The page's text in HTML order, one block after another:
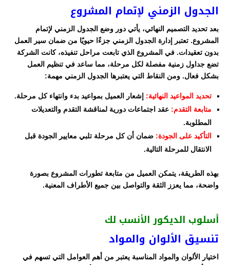
الجدول الزمني لإتمام المشروع
بعد تحديد التصميم النهائي، يأتي دور وضع الجدول الزمني لإتمام
المشروع. تعتبر إدارة الجدول الزمني جزءًا حيويًا من ضمان سير العمل
بدون تعقيدات. في المشروع الذي تابعت مراحل تنفيذه، كانت الشركة
تضع جداول زمنية مفصلة لكل مرحلة، مما ساعد في تنظيم العمل
بشكل فعال. ومن النقاط التي يعتبرها الجدول الزمني مهمة:
تحديد المواعيد النهائية: إشعار العميل بمواعيد بدء وانتهاء كل مرحلة.
متابعة التقدم: عقد اجتماعات دورية لمناقشة التقدم والتعديلات
المطلوبة.
التأكيد على الجودة: ضمان أن كل مرحلة تلبي معايير الجودة قبل
الانتقال للمرحلة التالية.
بهذه الطريقة، يتمكن العميل من متابعة تطورات المشروع بصورة
واضحة، مما يعزز الثقة والتواصل بين جميع الأطراف المعنية.
أسلوب الديكور الأنسب لك
تنسيق الألوان والمواد
اختيار الألوان والمواد المناسبة يعتبر من أهم العوامل التي تسهم في